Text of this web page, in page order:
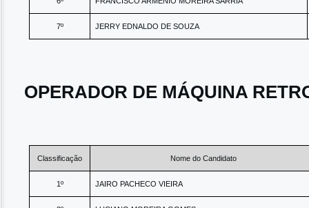
7º JERRY EDNALDO DE SOUZA
OPERADOR DE MÁQUINA
Classificação Nome do Candidato
1º JAIRO PACHECO VIEIRA